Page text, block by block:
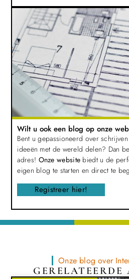
Wilt u ook een blog op onze
Bent u gepassioneerd over
ideeën met de wereld delen? Dan
adres! Onze website biedt u de
eigen blog te starten en direct te
Registreer hier!
Onze blog over
GERELATEERDE